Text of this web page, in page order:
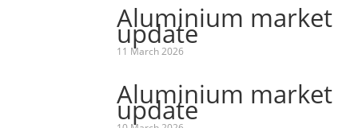
Aluminium market
update
11 March 2026
Aluminium market
update